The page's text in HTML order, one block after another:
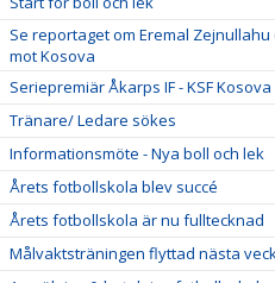
Se reportaget om Eremal
mot Kosova
Seriepremiär Åkarps IF - KSF Kosova
Tränare/ Ledare sökes
Informationsmöte - Nya boll och lek
Årets fotbollskola blev succé
Årets fotbollskola är nu fulltecknad
Målvaktsträningen flyttad nästa